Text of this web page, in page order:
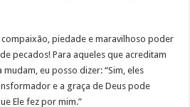
compaixão, piedade e maravilhoso poder
pecados! Para aqueles que acreditam
eu posso dizer: “Sim, eles
e a graça de Deus pode
Ele fez por mim.”